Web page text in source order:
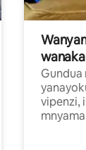
Gundua
vipenzi,